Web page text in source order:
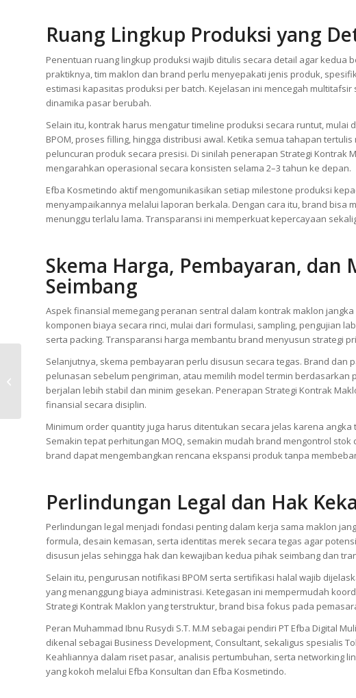
Ruang Lingkup Produksi yang
Penentuan ruang lingkup produksi wajib ditulis secara detail agar kedua
praktiknya, tim maklon dan brand perlu menyepakati jenis produk,
estimasi kapasitas produksi per batch. Kejelasan ini mencegah
dinamika pasar berubah.
Selain itu, kontrak harus mengatur timeline produksi secara runtut,
BPOM, proses filling, hingga distribusi awal. Ketika semua tahapan
peluncuran produk secara presisi. Di sinilah penerapan Strategi Kontrak
mengarahkan operasional secara konsisten selama 2–3 tahun ke depan.
Efba Kosmetindo aktif mengomunikasikan setiap milestone produksi
menyampaikannya melalui laporan berkala. Dengan cara itu, brand
menunggu terlalu lama. Transparansi ini memperkuat kepercayaan
Skema Harga, Pembayaran,
Seimbang
Aspek finansial memegang peranan sentral dalam kontrak maklon
komponen biaya secara rinci, mulai dari formulasi, sampling, pengujian
serta packing. Transparansi harga membantu brand menyusun strategi
Selanjutnya, skema pembayaran perlu disusun secara tegas. Brand
pelunasan sebelum pengiriman, atau memilih model termin
berjalan lebih stabil dan minim gesekan. Penerapan Strategi Kontrak
finansial secara disiplin.
Minimum order quantity juga harus ditentukan secara jelas karena
Semakin tepat perhitungan MOQ, semakin mudah brand mengontrol
brand dapat mengembangkan rencana ekspansi produk tanpa
Perlindungan Legal dan Hak
Perlindungan legal menjadi fondasi penting dalam kerja sama maklon
formula, desain kemasan, serta identitas merek secara tegas agar
disusun jelas sehingga hak dan kewajiban kedua pihak seimbang dan
Selain itu, pengurusan notifikasi BPOM serta sertifikasi halal wajib
yang menanggung biaya administrasi. Ketegasan ini mempermudah
Strategi Kontrak Maklon yang terstruktur, brand bisa fokus pada
Peran Muhammad Ibnu Rusydi S.T. M.M sebagai pendiri PT Efba Digital
dikenal sebagai Business Development, Consultant, sekaligus spesialis
Keahliannya dalam riset pasar, analisis pertumbuhan, serta networking
yang kokoh melalui Efba Konsultan dan Efba Kosmetindo.
Maklon Kopi: 6 Skema
Produksi dari 100 Kg
hingga 1 Ton per Bulan